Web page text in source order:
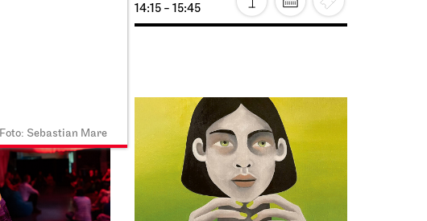
Foto: Sebastian Mare
14:15 - 15:45